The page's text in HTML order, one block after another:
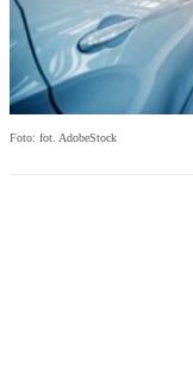
Foto: fot. AdobeStock